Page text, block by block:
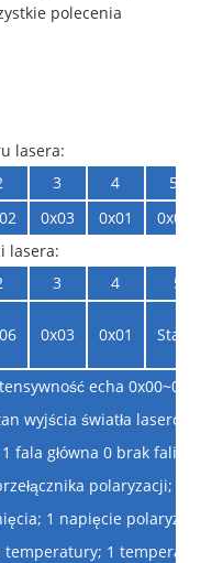
polecenia
lasera:
3 4
5
0x03 0x01
0x04
lasera:
3 4 5
0x03 0x01 Stan3
echa
wyjścia światła
fala główna 0 brak fali
polaryzacji; 1
1 napięcie polaryzacji
temperatury; 1